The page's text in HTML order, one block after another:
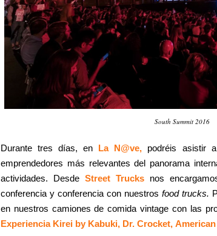
South Summit 2016
Durante tres días, en La N@ve, podréis asistir
emprendedores más relevantes del panorama
actividades. DesdeStreet Trucks nos
conferencia y conferencia con nuestros food trucks.
en nuestros camiones de comida vintage con las
Experiencia Kirei by Kabuki, Dr. Crocket,